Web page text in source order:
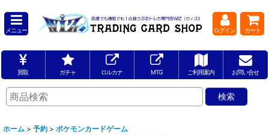
メニュー ログイン カート
買取 ガチャ ロルカナ MTG ご利用案内 お問い合せ
ホーム > 予約 > ポケモンカードゲーム